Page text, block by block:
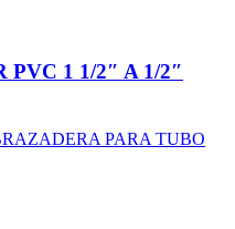
1 1/2″ A 1/2″
PARA TUBO